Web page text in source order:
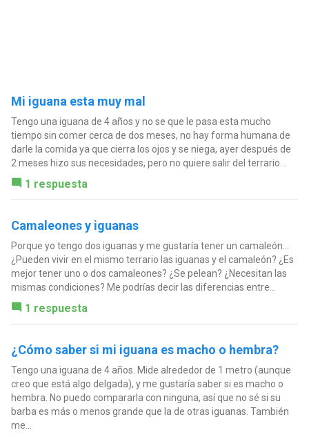
Mi iguana esta muy mal
Tengo una iguana de 4 años y no se que le pasa esta mucho
tiempo sin comer cerca de dos meses, no hay forma humana de
darle la comida ya que cierra los ojos y se niega, ayer después de
2 meses hizo sus necesidades, pero no quiere salir del terrario...
1 respuesta
Camaleones y iguanas
Porque yo tengo dos iguanas y me gustaría tener un camaleón...
¿Pueden vivir en el mismo terrario las iguanas y el camaleón? ¿Es
mejor tener uno o dos camaleones? ¿Se pelean? ¿Necesitan las
mismas condiciones? Me podrías decir las diferencias entre...
1 respuesta
¿Cómo saber si mi iguana es macho o hembra?
Tengo una iguana de 4 años. Mide alrededor de 1 metro (aunque
creo que está algo delgada), y me gustaría saber si es macho o
hembra. No puedo compararla con ninguna, así que no sé si su
barba es más o menos grande que la de otras iguanas. También
me...